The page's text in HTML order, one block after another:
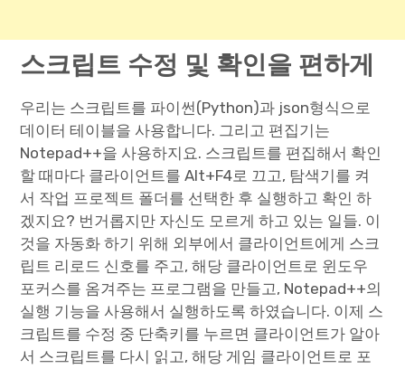
스크립트 수정 및 확인을 편하게
우리는 스크립트를 파이썬(Python)과 json형식으로
데이터 테이블을 사용합니다. 그리고 편집기는
Notepad++을 사용하지요. 스크립트를 편집해서 확인
할 때마다 클라이언트를 Alt+F4로 끄고, 탐색기를 켜
서 작업 프로젝트 폴더를 선택한 후 실행하고 확인 하
겠지요? 번거롭지만 자신도 모르게 하고 있는 일들. 이
것을 자동화 하기 위해 외부에서 클라이언트에게 스크
립트 리로드 신호를 주고, 해당 클라이언트로 윈도우
포커스를 옴겨주는 프로그램을 만들고, Notepad++의
실행 기능을 사용해서 실행하도록 하였습니다. 이제 스
크립트를 수정 중 단축키를 누르면 클라이언트가 알아
서 스크립트를 다시 읽고, 해당 게임 클라이언트로 포